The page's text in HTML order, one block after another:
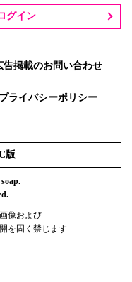
グイン
告掲載のお問い合わせ
プライバシーポリシー
版
像および
を固く禁じます